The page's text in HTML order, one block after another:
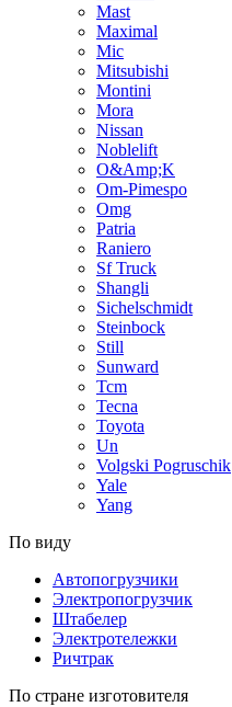
Mast
Maximal
Mic
Mitsubishi
Montini
Mora
Nissan
Noblelift
O&Amp;K
Om-Pimespo
Omg
Patria
Raniero
Sf Truck
Shangli
Sichelschmidt
Steinbock
Still
Sunward
Tcm
Tecna
Toyota
Un
Volgski Pogruschik
Yale
Yang
По виду
Автопогрузчики
Электропогрузчик
Штабелер
Электротележки
Ричтрак
По стране изготовителя